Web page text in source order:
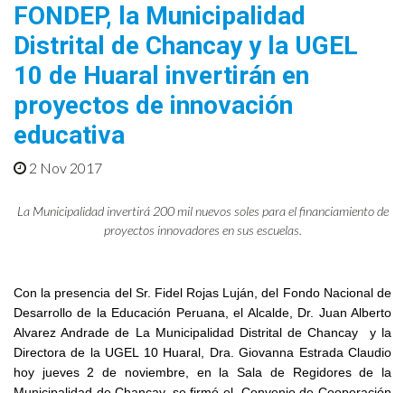
FONDEP, la Municipalidad
Distrital de Chancay y la UGEL
10 de Huaral invertirán en
proyectos de innovación
educativa
2 Nov 2017
La Municipalidad invertirá 200 mil nuevos soles para el financiamiento de
proyectos innovadores en sus escuelas.
Con la presencia del Sr. Fidel Rojas Luján, del Fondo Nacional de
Desarrollo de la Educación Peruana, el Alcalde, Dr. Juan Alberto
Alvarez Andrade de La Municipalidad Distrital de Chancay y la
Directora de la UGEL 10 Huaral, Dra. Giovanna Estrada Claudio
hoy jueves 2 de noviembre, en la Sala de Regidores de la